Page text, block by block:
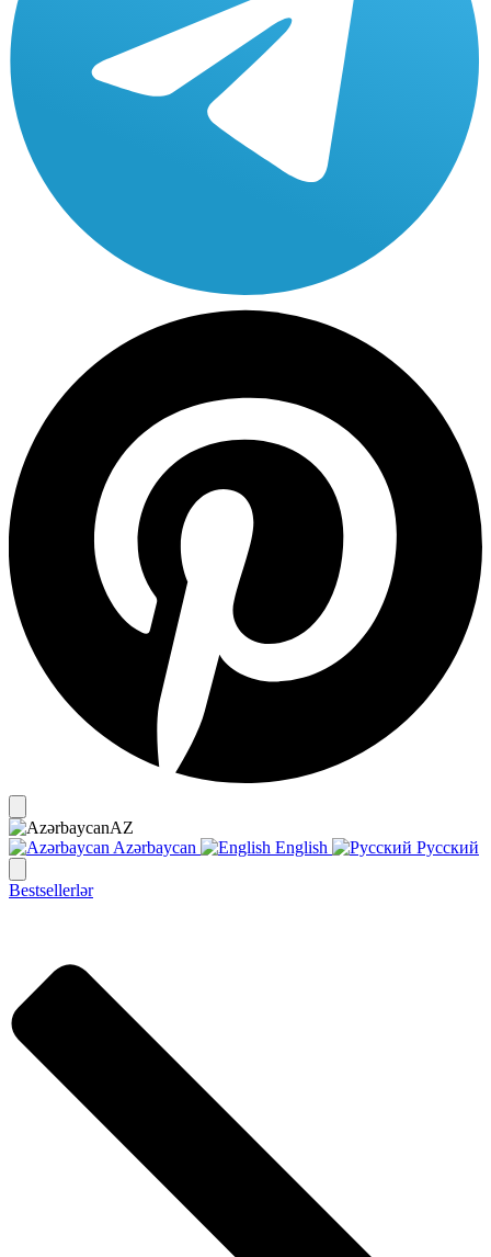
AZ
Azərbaycan
English Русский
Bestsellerlər